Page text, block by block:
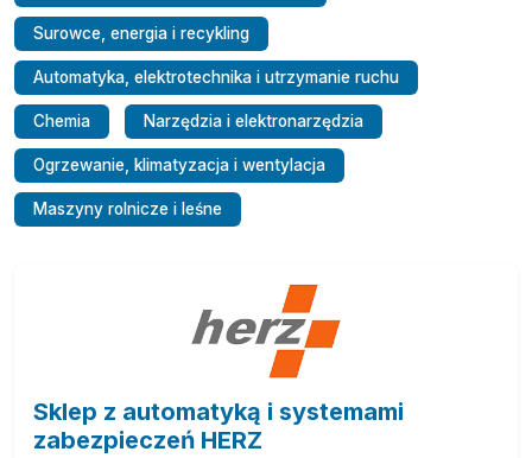
Surowce, energia i recykling
Automatyka, elektrotechnika i utrzymanie ruchu
Chemia Narzędzia i elektronarzędzia
Ogrzewanie, klimatyzacja i wentylacja
Maszyny rolnicze i leśne
Sklep z automatyką i systemami
zabezpieczeń HERZ